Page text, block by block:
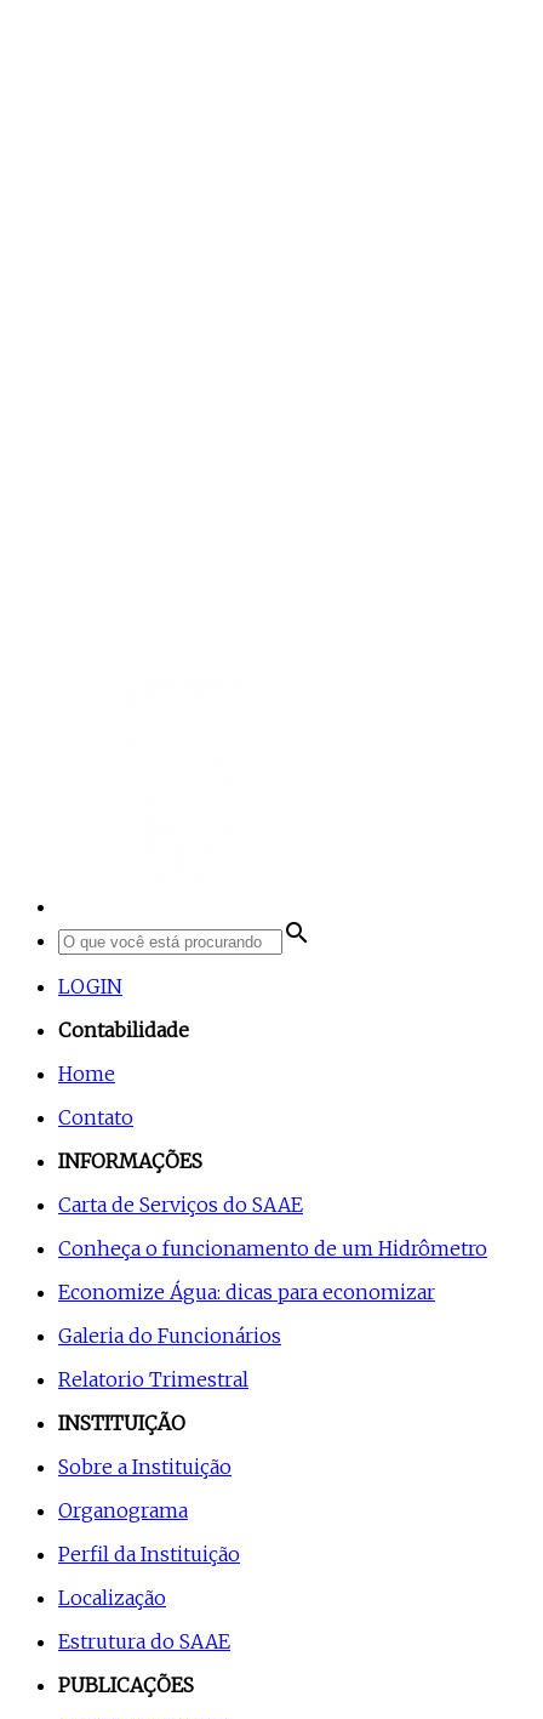
search
LOGIN
Contabilidade
Home
Contato
INFORMAÇÕES
Carta de Serviços do SAAE
Conheça o funcionamento de um Hidrômetro
Economize Água: dicas para economizar
Galeria do Funcionários
Relatorio Trimestral
INSTITUIÇÃO
Sobre a Instituição
Organograma
Perfil da Instituição
Localização
Estrutura do SAAE
PUBLICAÇÕES